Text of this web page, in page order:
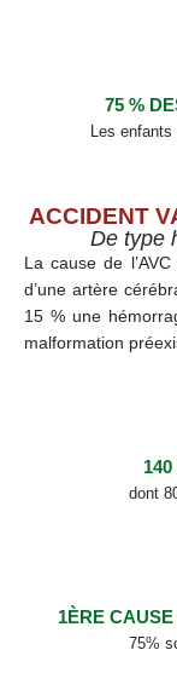
75 %
Les
ACCIDENT
De type
La cause de
d’une artère
15 % une
malformation
dont
1ÈRE
75%